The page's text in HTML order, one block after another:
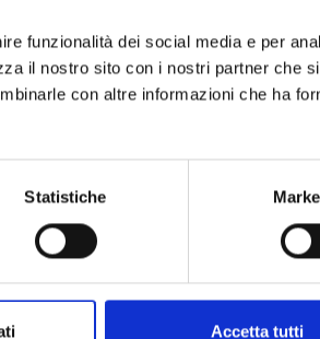
funzionalità dei social media e per
il nostro sito con i nostri partner che
con altre informazioni che ha
Statistiche
Accetta tutti
TIPO PRODOTTO: